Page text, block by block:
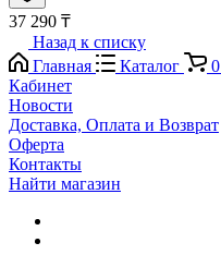
37 290 ₸
Назад к списку
Главная
Каталог 0
Кабинет
Новости
Доставка, Оплата и Возврат
Оферта
Контакты
Найти магазин